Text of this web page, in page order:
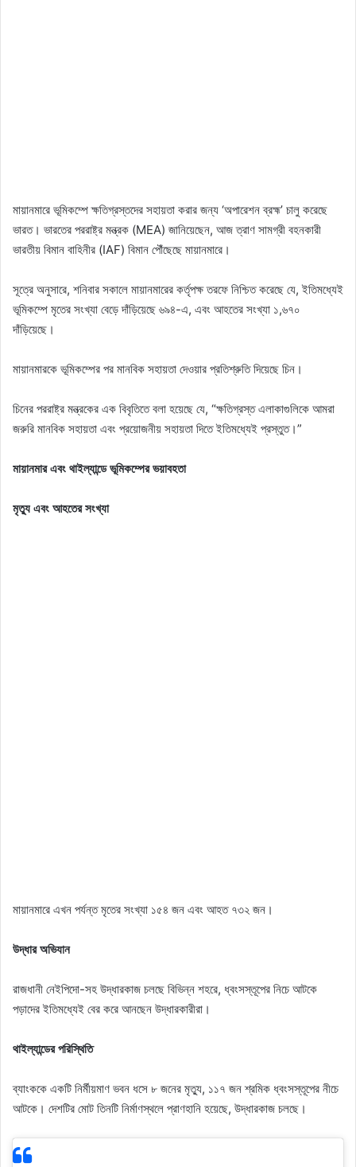
মায়ানমারে ভূমিকম্পে ক্ষতিগ্রস্তদের সহায়তা করার জন্য ‘অপারেশন ব্রহ্ম’ চালু করেছে
ভারত। ভারতের পররাষ্ট্র মন্ত্রক (MEA) জানিয়েছেন, আজ ত্রাণ সামগ্রী বহনকারী
ভারতীয় বিমান বাহিনীর (IAF) বিমান পৌঁছেছে মায়ানমারে।
সূত্রে অনুসারে, শনিবার সকালে মায়ানমারের কর্তৃপক্ষ তরফে নিশ্চিত করেছে যে, ইতিমধ্যেই
ভূমিকম্পে মৃতের সংখ্যা বেড়ে দাঁড়িয়েছে ৬৯৪-এ, এবং আহতের সংখ্যা ১,৬৭০
দাঁড়িয়েছে।
মায়ানমারকে ভূমিকম্পের পর মানবিক সহায়তা দেওয়ার প্রতিশ্রুতি দিয়েছে চিন।
চিনের পররাষ্ট্র মন্ত্রকের এক বিবৃতিতে বলা হয়েছে যে, “ক্ষতিগ্রস্ত এলাকাগুলিকে আমরা
জরুরি মানবিক সহায়তা এবং প্রয়োজনীয় সহায়তা দিতে ইতিমধ্যেই প্রস্তুত।”
মায়ানমার এবং থাইল্যান্ডে ভূমিকম্পের ভয়াবহতা
মৃত্যু এবং আহতের সংখ্যা
মায়ানমারে এখন পর্যন্ত মৃতের সংখ্যা ১৫৪ জন এবং আহত ৭৩২ জন।
উদ্ধার অভিযান
রাজধানী নেইপিদো-সহ উদ্ধারকাজ চলছে বিভিন্ন শহরে, ধ্বংসস্তূপের নিচে আটকে
পড়াদের ইতিমধ্যেই বের করে আনছেন উদ্ধারকারীরা।
থাইল্যান্ডের পরিস্থিতি
ব্যাংককে একটি নির্মীয়মাণ ভবন ধসে ৮ জনের মৃত্যু, ১১৭ জন শ্রমিক ধ্বংসস্তূপের নীচে
আটকে। দেশটির মোট তিনটি নির্মাণস্থলে প্রাণহানি হয়েছে, উদ্ধারকাজ চলছে।